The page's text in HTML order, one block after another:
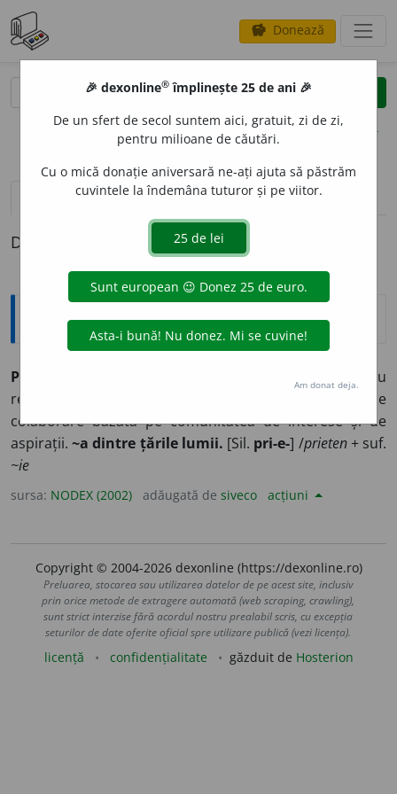
savings Donează
clear
opțiuni
definiții (1) pronunțievolume_up (50)
Definiția cu ID-ul 349319:
Explicative DEX
PRIETEN
1) Sentiment, de obicei durabil, propriu
relațiilor dintre prieteni; amiciție. 2) Legătură de
colaborare bazată pe comunitatea de interese și de
aspirații.~a dintre țările lumii. [Sil. pri-e-] /prieten+ suf.
~ie
sursa: NODEX (2002) adăugată de siveco acțiuni
Copyright © 2004-2026 dexonline (https://dexonline.ro)
Preluarea, stocarea sau utilizarea datelor de pe acest site, inclusiv
prin orice metode de extragere automată (web scraping, crawling),
sunt strict interzise fără acordul nostru prealabil scris, cu excepția
seturilor de date oferite oficial spre utilizare publică (vezi licența).
licență confidențialitate găzduit de Hosterion
🎉 dexonline® împlinește 25 de ani 🎉
De un sfert de secol suntem aici, gratuit, zi de zi,
pentru milioane de căutări.
Cu o mică donație aniversară ne-ați ajuta să păstrăm
cuvintele la îndemâna tuturor și pe viitor.
Am donat deja.